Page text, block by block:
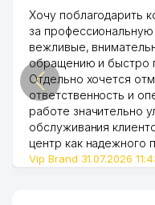
Хочу поблагодарить
за
вежливые,
обращению и быстро
Отдельно хочется
ответственность и
работе значительно
обслуживания
центр как надежного
Vip Brand 31.07.2026